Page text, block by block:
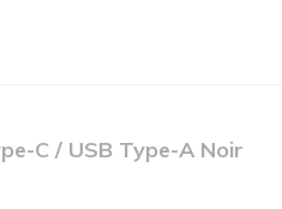
C / USB Type-A Noir